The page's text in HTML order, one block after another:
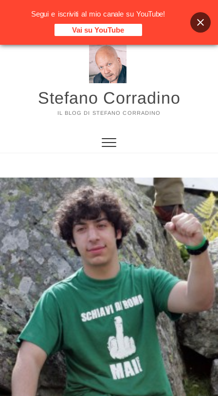
Vai
Stefano Corradino
IL BLOG DI STEFANO CORRADINO
Segui e iscriviti al mio canale su YouTube!
Vai su YouTube